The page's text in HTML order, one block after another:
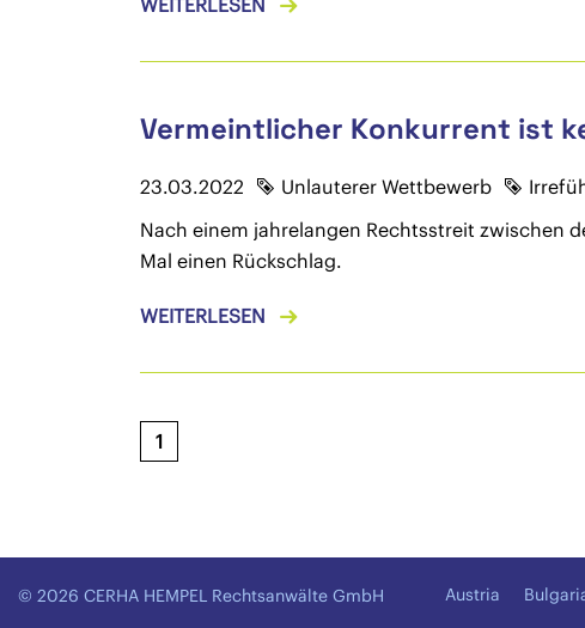
WEITERLESEN
Vermeintlicher Konkurrent ist
23.03.2022 Unlauterer Wettbewerb
Nach einem jahrelangen Rechtsstreit zwischen
Mal einen Rückschlag.
WEITERLESEN
1
© 2026 CERHA HEMPEL Rechtsanwälte GmbH Austria